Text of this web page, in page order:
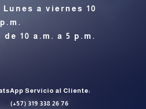
Lunes a viernes 10
de 10 a.m. a 5 p.m.
Servicio al Cliente:
(+57) 319 338 26 76